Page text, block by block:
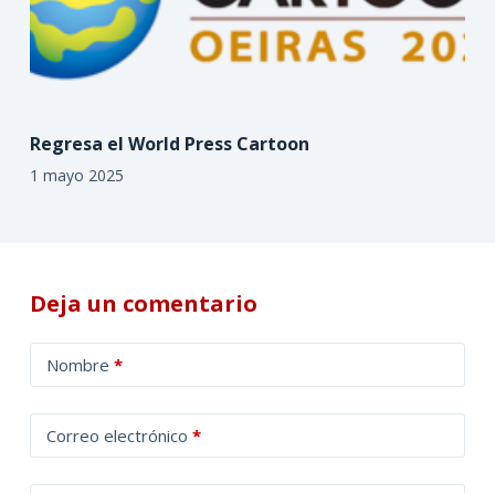
Regresa el World Press Cartoon
1 mayo 2025
Deja un comentario
Nombre *
Correo electrónico *
l
t